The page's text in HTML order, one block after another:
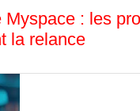
Myspace : les
la relance